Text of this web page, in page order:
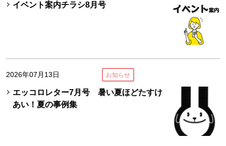
イベント案内チラシ8月号
2026年07月13日 お知らせ
エッコロレター7月号 暑い夏ほどたすけ
あい！夏の事例集